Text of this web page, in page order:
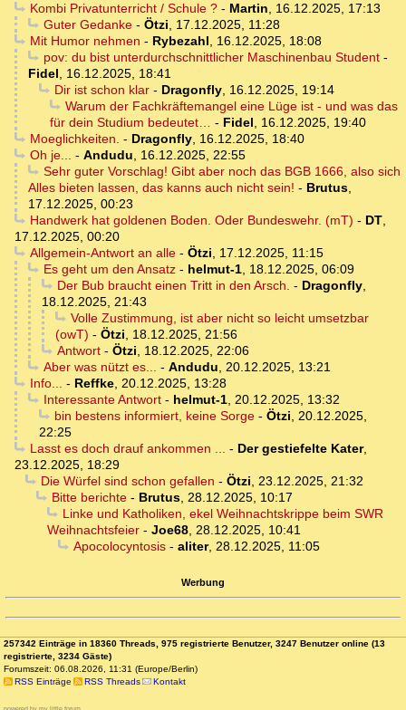
Kombi Privatunterricht / Schule ?- Martin, 16.12.2025, 17:13
Guter Gedanke- Ötzi, 17.12.2025, 11:28
Mit Humor nehmen - Rybezahl, 16.12.2025, 18:08
pov: du bist unterdurchschnittlicher Maschinenbau Student-
Fidel, 16.12.2025, 18:41
Dir ist schon klar- Dragonfly, 16.12.2025, 19:14
Warum der Fachkräftemangel eine Lüge ist - und was das
für dein Studium bedeutet… - Fidel, 16.12.2025, 19:40
Moeglichkeiten. - Dragonfly, 16.12.2025, 18:40
Oh je... - Andudu, 16.12.2025, 22:55
Sehr guter Vorschlag! Gibt aber noch das BGB 1666, also sich
Alles bieten lassen, das kanns auch nicht sein! - Brutus,
17.12.2025, 00:23
Handwerk hat goldenen Boden. Oder Bundeswehr. (mT) - DT,
17.12.2025, 00:20
Allgemein-Antwort an alle- Ötzi, 17.12.2025, 11:15
Es geht um den Ansatz- helmut-1, 18.12.2025, 06:09
Der Bub braucht einen Tritt in den Arsch. - Dragonfly,
18.12.2025, 21:43
Volle Zustimmung, ist aber nicht so leicht umsetzbar
(owT) - Ötzi, 18.12.2025, 21:56
Antwort- Ötzi, 18.12.2025, 22:06
Aber was nützt es... - Andudu, 20.12.2025, 13:21
Info... - Reffke, 20.12.2025, 13:28
Interessante Antwort- helmut-1, 20.12.2025, 13:32
bin bestens informiert, keine Sorge- Ötzi, 20.12.2025,
22:25
Lasst es doch drauf ankommen ... - Der gestiefelte Kater,
23.12.2025, 18:29
Die Würfel sind schon gefallen - Ötzi, 23.12.2025, 21:32
Bitte berichte- Brutus, 28.12.2025, 10:17
Linke und Katholiken, ekel Weihnachtskrippe beim SWR
Weihnachtsfeier - Joe68, 28.12.2025, 10:41
Apocolocyntosis- aliter, 28.12.2025, 11:05
Werbung
257342 Einträge in 18360 Threads, 975 registrierte Benutzer, 3247 Benutzer online (13
registrierte, 3234 Gäste)
Forumszeit: 06.08.2026, 11:31 (Europe/Berlin)
RSS Einträge
RSS Threads Kontakt